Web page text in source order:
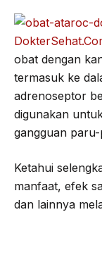
obat dengan
termasuk ke
adrenoseptor
digunakan
gangguan
Ketahui
manfaat, efek
dan lainnya